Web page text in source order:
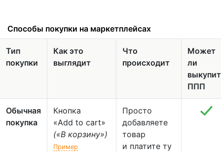
Cпособы покупки на маркетплейсах
Тип
покупки
Как это
выглядит
Что
происходит
Может
ли
ППП
Обычная
покупка
Кнопка
«Add to cart»
(«В корзину»)
Пример
Просто
добавляете
товар
и платите ту